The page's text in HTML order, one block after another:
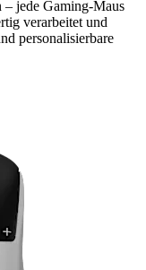
– jede Gaming-Maus
verarbeitet und
personalisierbare